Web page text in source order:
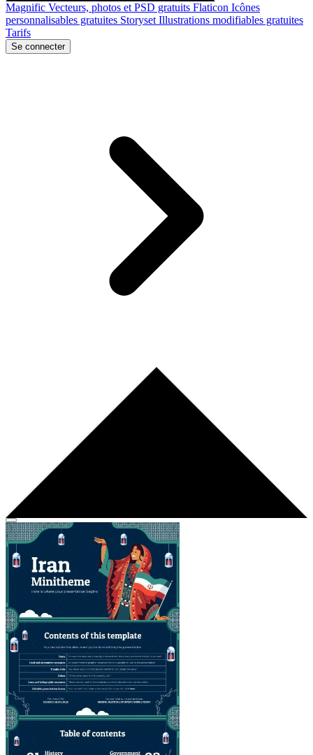
Magnific Vecteurs, photos et PSD gratuits Flaticon Icônes
personnalisables gratuites Storyset Illustrations modifiables gratuites
Tarifs
Se connecter